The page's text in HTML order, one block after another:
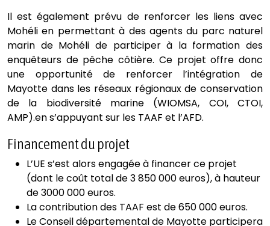
Il est également prévu de renforcer les liens avec
Mohéli en permettant à des agents du parc naturel
marin de Mohéli de participer à la formation des
enquêteurs de pêche côtière. Ce projet offre donc
une opportunité de renforcer l’intégration de
Mayotte dans les réseaux régionaux de conservation
de la biodiversité marine (WIOMSA, COI, CTOI,
AMP).en s’appuyant sur les TAAF et l’AFD.
Financement du projet
L’UE s’est alors engagée à financer ce projet
(dont le coût total de 3 850 000 euros), à hauteur
de 3000 000 euros.
La contribution des TAAF est de 650 000 euros.
Le Conseil départemental de Mayotte participera